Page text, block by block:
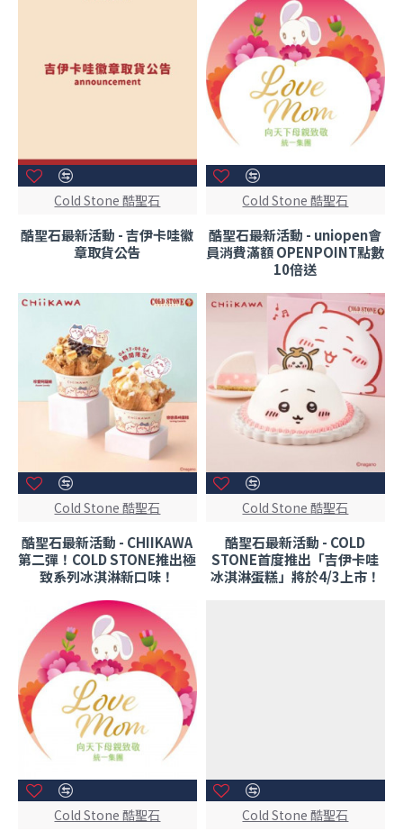
Cold Stone 酷聖石
酷聖石最新活動 - 吉伊卡哇徽
章取貨公告
Cold Stone 酷聖石
酷聖石最新活動 - uniopen會
員消費滿額 OPENPOINT點數
10倍送
Cold Stone 酷聖石
酷聖石最新活動 - CHIIKAWA
第二彈！COLD STONE推出極
致系列冰淇淋新口味！
Cold Stone 酷聖石
酷聖石最新活動 - COLD
STONE首度推出「吉伊卡哇
冰淇淋蛋糕」將於4/3上市！
Cold Stone 酷聖石 Cold Stone 酷聖石